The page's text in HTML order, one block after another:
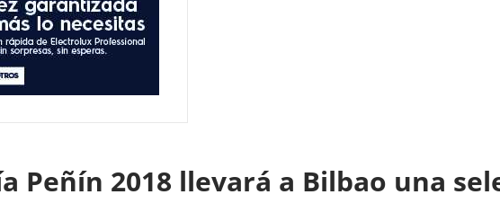
Peñín 2018 llevará a Bilbao una